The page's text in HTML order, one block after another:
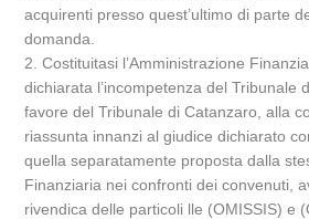
acquirenti presso quest’ultimo di parte
domanda.
2. Costituitasi l’Amministrazione
dichiarata l’incompetenza del Tribunale
favore del Tribunale di Catanzaro, alla
riassunta innanzi al giudice dichiarato
quella separatamente proposta dalla
Finanziaria nei confronti dei convenuti,
rivendica delle particoli lle (OMISSIS) e